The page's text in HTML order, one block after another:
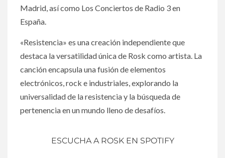
Madrid, así como Los Conciertos de Radio 3 en
España.
«Resistencia» es una creación independiente que
destaca la versatilidad única de Rosk como artista. La
canción encapsula una fusión de elementos
electrónicos, rock e industriales, explorando la
universalidad de la resistencia y la búsqueda de
pertenencia en un mundo lleno de desafíos.
ESCUCHA A ROSK EN SPOTIFY